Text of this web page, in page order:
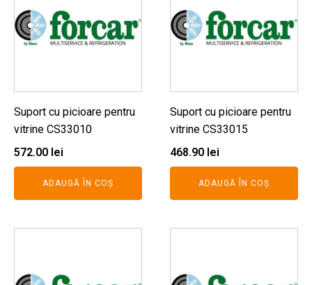
Suport cu picioare pentru
vitrine CS33010
572.00 lei
ADAUGĂ ÎN COȘ
Suport cu picioare pentru
vitrine CS33015
468.90 lei
ADAUGĂ ÎN COȘ